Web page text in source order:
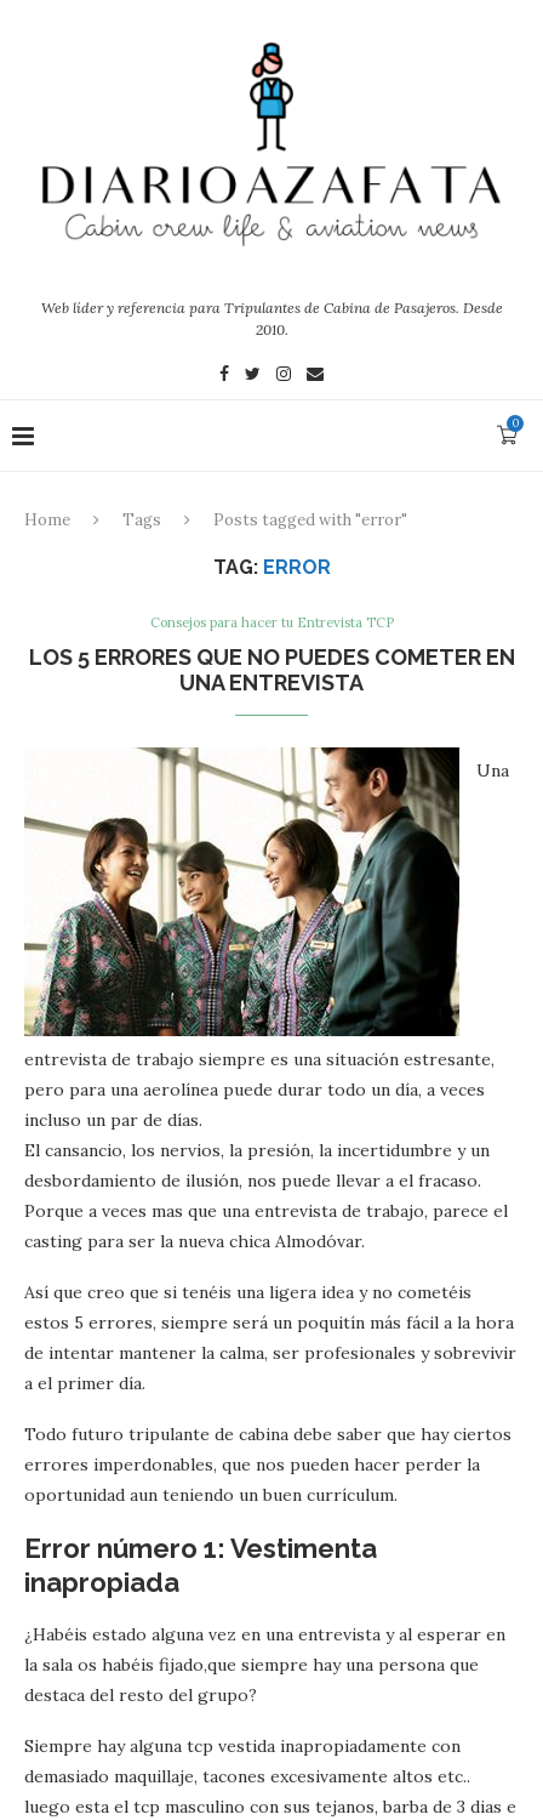
Web líder y referencia para Tripulantes de Cabina de Pasajeros. Desde
2010.
0
Home Tags Posts tagged with "error"
TAG: ERROR
Consejos para hacer tu Entrevista TCP
LOS 5 ERRORES QUE NO PUEDES COMETER EN
UNA ENTREVISTA
Una
entrevista de trabajo siempre es una situación estresante,
pero para una aerolínea puede durar todo un día, a veces
incluso un par de días.
El cansancio, los nervios, la presión, la incertidumbre y un
desbordamiento de ilusión, nos puede llevar a el fracaso.
Porque a veces mas que una entrevista de trabajo, parece el
casting para ser la nueva chica Almodóvar.
Así que creo que si tenéis una ligera idea y no cometéis
estos 5 errores, siempre será un poquitín más fácil a la hora
de intentar mantener la calma, ser profesionales y sobrevivir
a el primer día.
Todo futuro tripulante de cabina debe saber que hay ciertos
errores imperdonables, que nos pueden hacer perder la
oportunidad aun teniendo un buen currículum.
Error número 1: Vestimenta
inapropiada
¿Habéis estado alguna vez en una entrevista y al esperar en
la sala os habéis fijado,que siempre hay una persona que
destaca del resto del grupo?
Siempre hay alguna tcp vestida inapropiadamente con
demasiado maquillaje, tacones excesivamente altos etc..
luego esta el tcp masculino con sus tejanos, barba de 3 dias e